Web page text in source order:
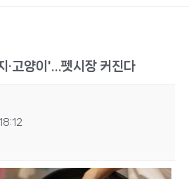
·고양이'…펫시장 커진다